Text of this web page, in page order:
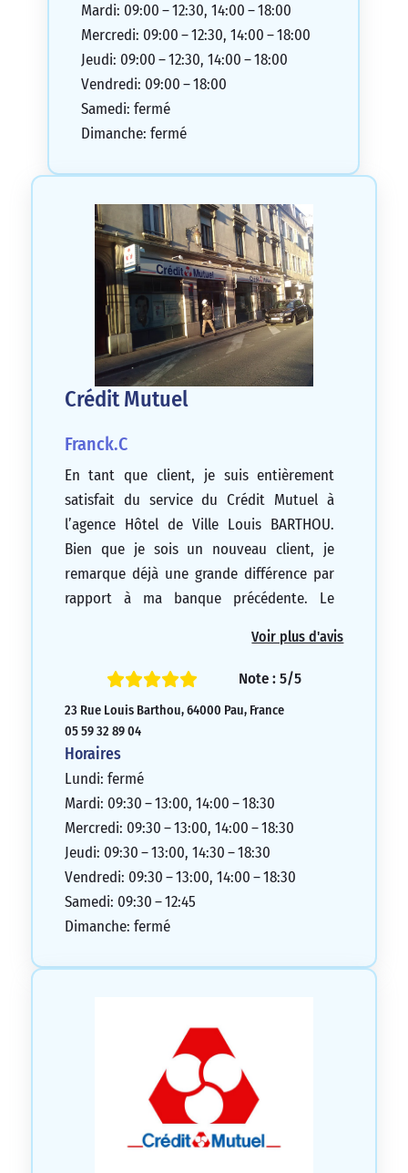
Mardi: 09:00 – 12:30, 14:00 – 18:00
Mercredi: 09:00 – 12:30, 14:00 – 18:00
Jeudi: 09:00 – 12:30, 14:00 – 18:00
Vendredi: 09:00 – 18:00
Samedi: fermé
Dimanche: fermé
Crédit Mutuel
Franck.C
En tant que client, je suis entièrement
satisfait du service du Crédit Mutuel à
l’agence Hôtel de Ville Louis BARTHOU.
Bien que je sois un nouveau client, je
remarque déjà une grande différence par
rapport à ma banque précédente. Le
sympathique. Ma conseillère, Mme
Tenaillon, est très professionnelle et à
bons ou les mauvais moments. Le
directeur de l’agence est également très
humain et engagé envers ses clients. Je ne
regrette pas mon choix et je recommande
cette agence à tout le monde.
Voir plus d'avis
Note : 5/5
23 Rue Louis Barthou, 64000 Pau, France
05 59 32 89 04
Horaires
Lundi: fermé
Mardi: 09:30 – 13:00, 14:00 – 18:30
Mercredi: 09:30 – 13:00, 14:00 – 18:30
Jeudi: 09:30 – 13:00, 14:30 – 18:30
Vendredi: 09:30 – 13:00, 14:00 – 18:30
Samedi: 09:30 – 12:45
Dimanche: fermé